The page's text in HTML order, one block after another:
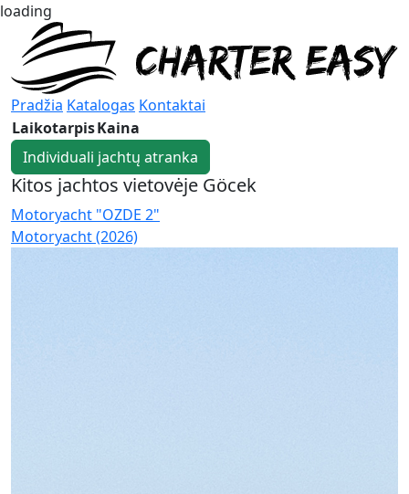
loading
Pradžia Katalogas Kontaktai
LaikotarpisKaina
Individuali jachtų atranka
Kitos jachtos vietovėje Göcek
Motoryacht "OZDE 2"
Motoryacht (2026)